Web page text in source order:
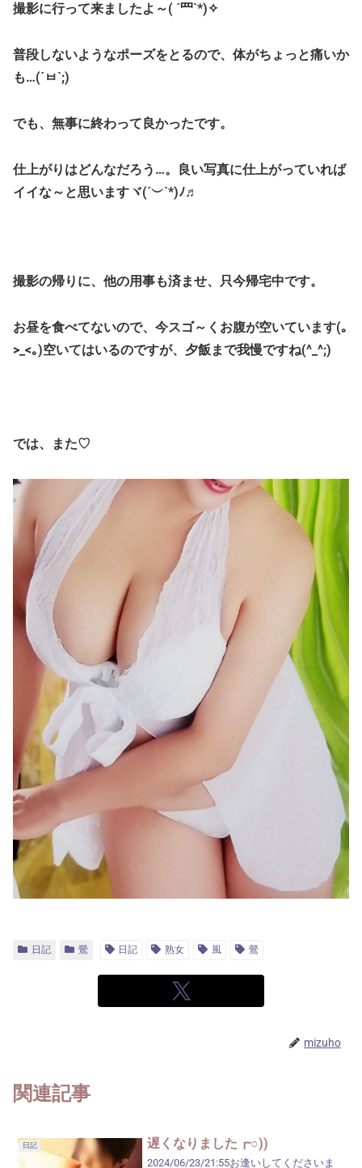
撮影に行って来ましたよ～( ´罒`*)✧
普段しないようなポーズをとるので、体がちょっと痛いか
も…(´ㅂ`;)
でも、無事に終わって良かったです。
仕上がりはどんなだろう…。良い写真に仕上がっていれば
イイな～と思いますヾ(´︶`*)ﾉ♬
撮影の帰りに、他の用事も済ませ、只今帰宅中です。
お昼を食べてないので、今スゴ～くお腹が空いています(｡
>_<｡)空いてはいるのですが、夕飯まで我慢ですね(^_^;)
では、また♡
日記 鶯 日記 熟女 風 鶯
mizuho
関連記事
日記 遅くなりました┏○))
2024/06/23/21:55お逢いしてくださいま